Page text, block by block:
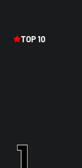
TOP 10